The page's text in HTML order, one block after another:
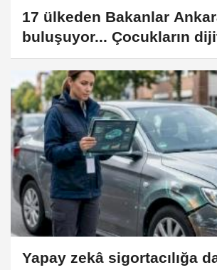
17 ülkeden Bakanlar
buluşuyor... Çocukların
güvenliği masada
Yapay zekâ sigortacılığa